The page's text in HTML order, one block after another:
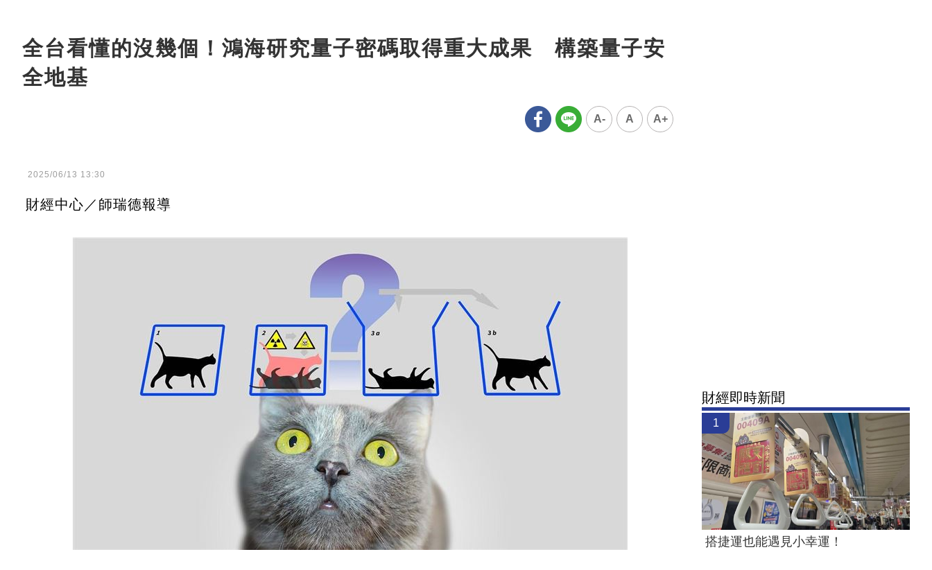
全台看懂的沒幾個！鴻海研究量子密碼取得重大成果 構築量子安
全地基
A- A A+
2025/06/13 13:30
財經中心／師瑞德報導
財經即時新聞
1
搭捷運也能遇見小幸運！